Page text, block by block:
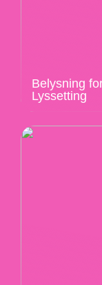
Belysning
Lyssetting